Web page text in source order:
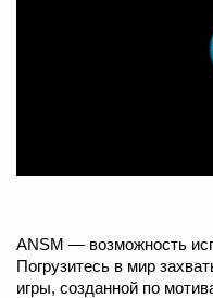
ANSM — возможность
Погрузитесь в мир
игры, созданной по